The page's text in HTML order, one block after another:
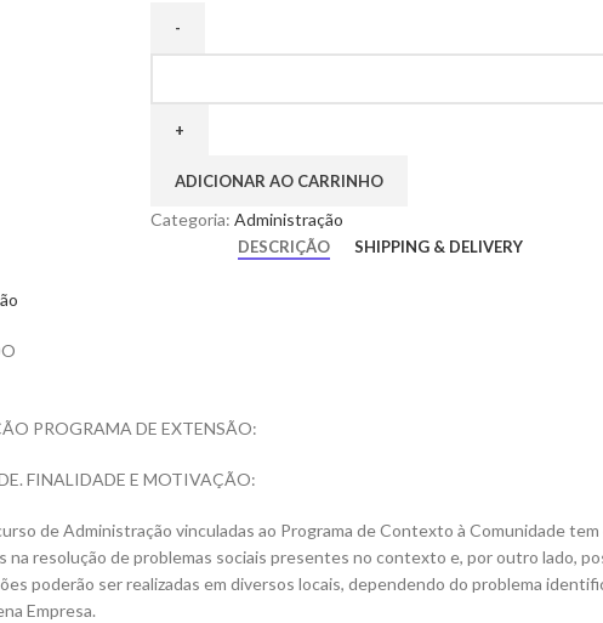
ADICIONAR AO CARRINHO
Categoria: Administração
DESCRIÇÃO SHIPPING & DELIVERY
PROGRAMA DE EXTENSÃO:
FINALIDADE E MOTIVAÇÃO:
de Administração vinculadas ao Programa de Contexto à Comunidade
na resolução de problemas sociais presentes no contexto e, por outro lado,
poderão ser realizadas em diversos locais, dependendo do problema
Empresa.